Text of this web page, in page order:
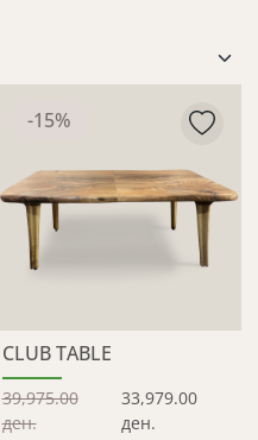
-15%
CLUB TABLE
39,975.00
ден.
33,979.00
ден.